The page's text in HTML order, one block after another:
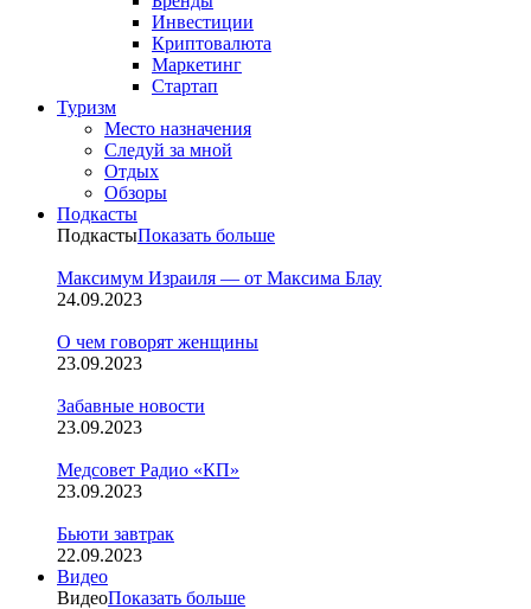
Инвестиции
Криптовалюта
Маркетинг
Стартап
Туризм
Место назначения
Следуй за мной
Отдых
Обзоры
Подкасты
ПодкастыПоказать больше
Максимум Израиля — от Максима Блау
24.09.2023
О чем говорят женщины
23.09.2023
Забавные новости
23.09.2023
Медсовет Радио «КП»
23.09.2023
Бьюти завтрак
22.09.2023
Видео
ВидеоПоказать больше